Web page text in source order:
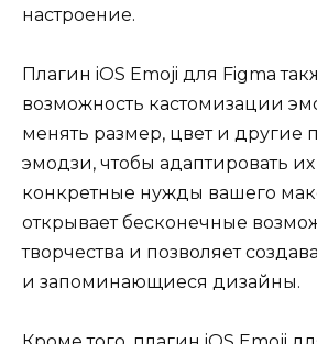
настроение.
Плагин iOS Emoji для Figma
возможность кастомизации
менять размер, цвет и другие
эмодзи, чтобы адаптировать
конкретные нужды вашего
открывает бесконечные
творчества и позволяет
и запоминающиеся дизайны.